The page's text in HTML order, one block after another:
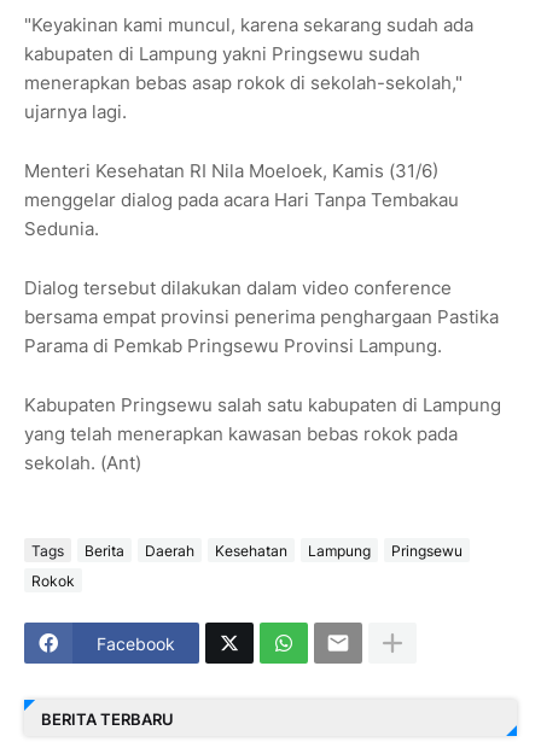
"Keyakinan kami muncul, karena sekarang sudah ada
kabupaten di Lampung yakni Pringsewu sudah
menerapkan bebas asap rokok di sekolah-sekolah,"
ujarnya lagi.
Menteri Kesehatan RI Nila Moeloek, Kamis (31/6)
menggelar dialog pada acara Hari Tanpa Tembakau
Sedunia.
Dialog tersebut dilakukan dalam video conference
bersama empat provinsi penerima penghargaan Pastika
Parama di Pemkab Pringsewu Provinsi Lampung.
Kabupaten Pringsewu salah satu kabupaten di Lampung
yang telah menerapkan kawasan bebas rokok pada
sekolah. (Ant)
Tags Berita Daerah Kesehatan Lampung
Pringsewu
Rokok
Facebook
BERITA TERBARU